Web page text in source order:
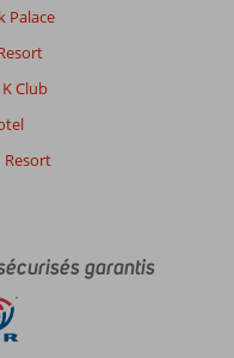
Palace
Club
Resort
garantis